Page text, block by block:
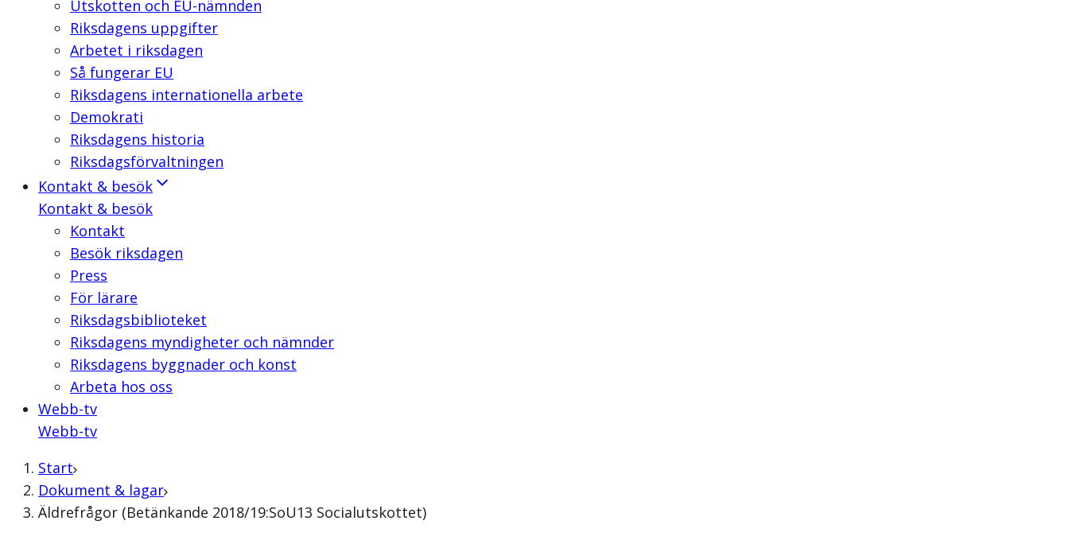
Utskotten och EU-nämnden
Riksdagens uppgifter
Arbetet i riksdagen
Så fungerar EU
Riksdagens internationella arbete
Demokrati
Riksdagens historia
Riksdagsförvaltningen
Kontakt & besök
Kontakt & besök
Kontakt
Besök riksdagen
Press
För lärare
Riksdagsbiblioteket
Riksdagens myndigheter och nämnder
Riksdagens byggnader och konst
Arbeta hos oss
Webb-tv
Webb-tv
Start
Dokument & lagar
Äldrefrågor (Betänkande 2018/19:SoU13 Socialutskottet)